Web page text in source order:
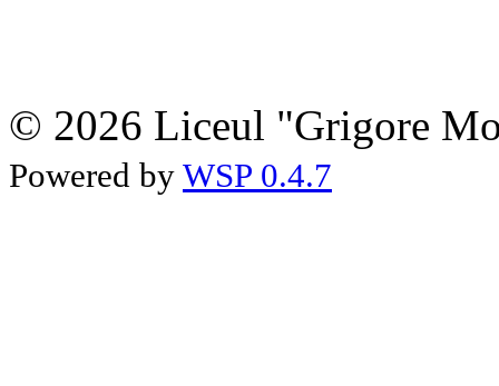
© 2026 Liceul "Grigore
Powered by WSP 0.4.7